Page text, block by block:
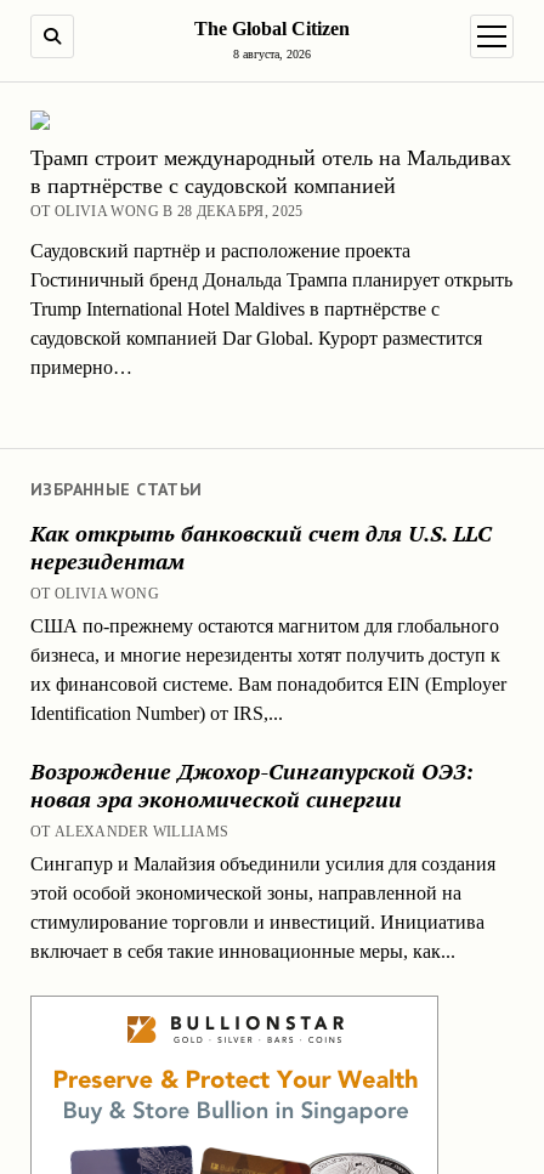
The Global Citizen
8 августа, 2026
ИЗБРАННЫЕ СТАТЬИ
Как открыть банковский счет для U.S. LLC
нерезидентам
ОТ OLIVIA WONG
США по-прежнему остаются магнитом для глобального
бизнеса, и многие нерезиденты хотят получить доступ к
их финансовой системе. Вам понадобится EIN (Employer
Identification Number) от IRS,...
Возрождение Джохор-Сингапурской ОЭЗ:
новая эра экономической синергии
ОТ ALEXANDER WILLIAMS
Сингапур и Малайзия объединили усилия для создания
этой особой экономической зоны, направленной на
стимулирование торговли и инвестиций. Инициатива
включает в себя такие инновационные меры, как...
Трамп строит международный отель на Мальдивах
в партнёрстве с саудовской компанией
ОТ OLIVIA WONG В 28 ДЕКАБРЯ, 2025
Саудовский партнёр и расположение проекта
Гостиничный бренд Дональда Трампа планирует открыть
Trump International Hotel Maldives в партнёрстве с
саудовской компанией Dar Global. Курорт разместится
примерно…